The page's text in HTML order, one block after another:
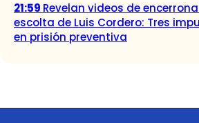
21:59 Revelan videos de
escolta de Luis Cordero: Tres
en prisión preventiva